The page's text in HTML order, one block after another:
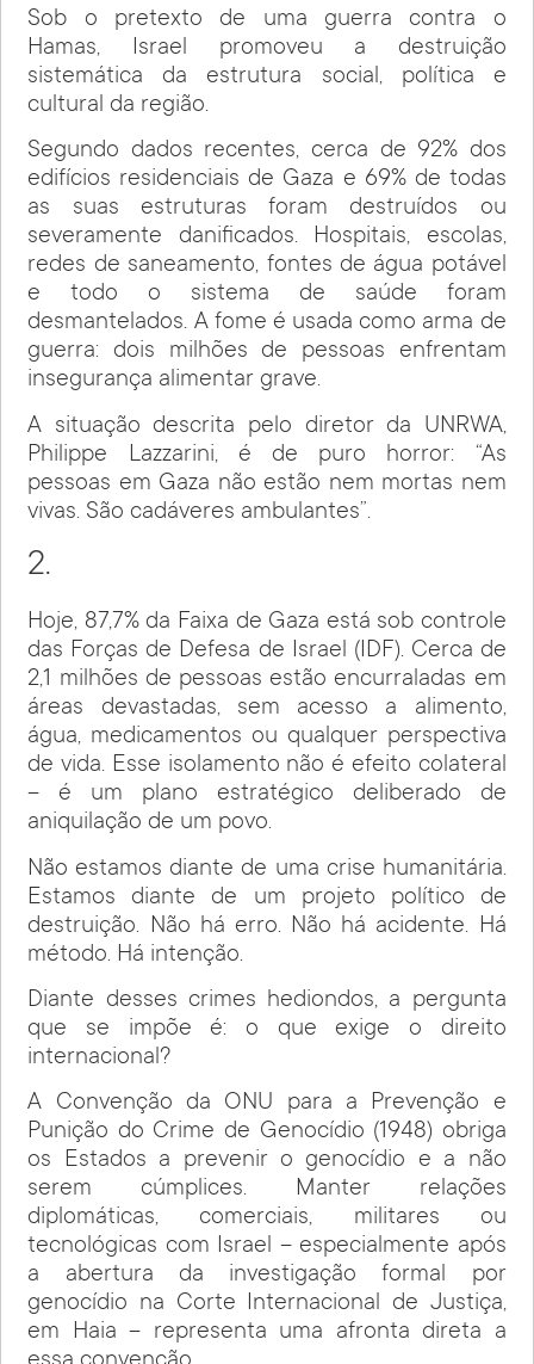
Sob o pretexto de uma guerra contra o
Hamas, Israel promoveu a destruição
sistemática da estrutura social, política e
cultural da região.
Segundo dados recentes, cerca de 92% dos
edifícios residenciais de Gaza e 69% de todas
as suas estruturas foram destruídos ou
severamente danificados. Hospitais, escolas,
redes de saneamento, fontes de água potável
e todo o sistema de saúde foram
desmantelados. A fome é usada como arma de
guerra: dois milhões de pessoas enfrentam
insegurança alimentar grave.
A situação descrita pelo diretor da UNRWA,
Philippe Lazzarini, é de puro horror: “As
pessoas em Gaza não estão nem mortas nem
vivas. São cadáveres ambulantes”.
2.
Hoje, 87,7% da Faixa de Gaza está sob controle
das Forças de Defesa de Israel (IDF). Cerca de
2,1 milhões de pessoas estão encurraladas em
áreas devastadas, sem acesso a alimento,
água, medicamentos ou qualquer perspectiva
de vida. Esse isolamento não é efeito colateral
– é um plano estratégico deliberado de
aniquilação de um povo.
Não estamos diante de uma crise humanitária.
Estamos diante de um projeto político de
destruição. Não há erro. Não há acidente. Há
método. Há intenção.
Diante desses crimes hediondos, a pergunta
que se impõe é: o que exige o direito
internacional?
A Convenção da ONU para a Prevenção e
Punição do Crime de Genocídio (1948) obriga
os Estados a prevenir o genocídio e a não
serem cúmplices. Manter relações
diplomáticas, comerciais, militares ou
tecnológicas com Israel – especialmente após
a abertura da investigação formal por
genocídio na Corte Internacional de Justiça,
em Haia – representa uma afronta direta a